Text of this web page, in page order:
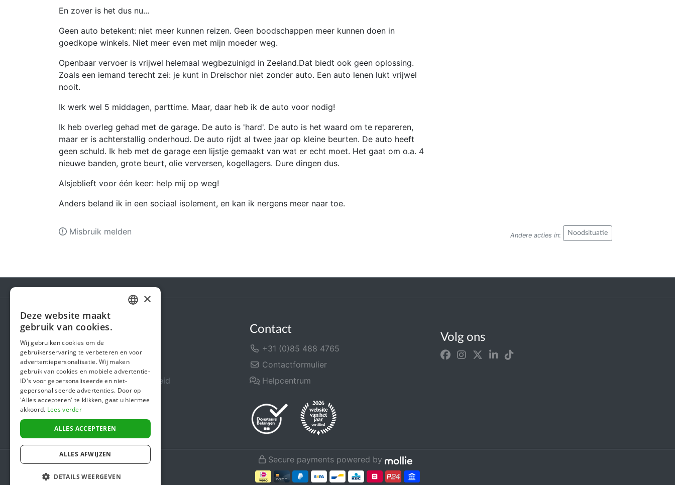
En zover is het dus nu...
Geen auto betekent: niet meer kunnen reizen. Geen boodschappen meer kunnen doen in
goedkope winkels. Niet meer even met mijn moeder weg.
Openbaar vervoer is vrijwel helemaal wegbezuinigd in Zeeland.Dat biedt ook geen oplossing.
Zoals een iemand terecht zei: je kunt in Dreischor niet zonder auto. Een auto lenen lukt vrijwel
nooit.
Ik werk wel 5 middagen, parttime. Maar, daar heb ik de auto voor nodig!
Ik heb overleg gehad met de garage. De auto is 'hard'. De auto is het waard om te repareren,
maar er is achterstallig onderhoud. De auto rijdt al twee jaar op kleine beurten. De auto heeft
geen schuld. Ik heb met de garage een lijstje gemaakt van wat er echt moet. Het gaat om o.a. 4
nieuwe banden, grote beurt, olie verversen, kogellagers. Dure dingen dus.
Alsjeblieft voor één keer: help mij op weg!
Anders beland ik in een sociaal isolement, en kan ik nergens meer naar toe.
Andere acties in: Noodsituatie
Misbruik melden
Steunactie
Over ons
In de media
Veiligheid & Betrouwbaarheid
Algemene voorwaarden
Privacybeleid
Cookiebeleid
Contact
+31 (0)85 488 4765
Contactformulier
Helpcentrum
Volg ons
Secure payments powered by
ENGLISH
×
Deze website maakt
gebruik van cookies.
Wij gebruiken cookies om de
gebruikerservaring te verbeteren en voor
advertentiepersonalisatie. Wij maken
gebruik van cookies en mobiele advertentie-
ID's voor gepersonaliseerde en niet-
gepersonaliseerde advertenties. Door op
'Alles accepteren' te klikken, gaat u hiermee
akkoord. Lees verder
ALLES ACCEPTEREN
ALLES AFWIJZEN
DETAILS WEERGEVEN